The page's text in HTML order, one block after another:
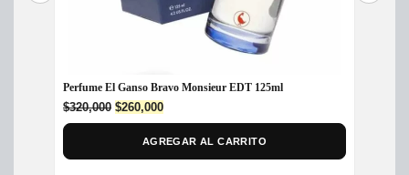
Perfume El Ganso Bravo Monsieur EDT 125ml
$320,000 Original
price
$260,000Current
price
is:
AGREGAR AL CARRITO